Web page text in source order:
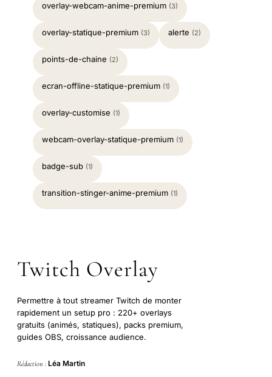
overlay-webcam-anime-premium (3)
overlay-statique-premium (3) alerte (2)
points-de-chaine (2)
ecran-offline-statique-premium (1)
overlay-customise (1)
webcam-overlay-statique-premium (1)
badge-sub (1)
transition-stinger-anime-premium (1)
Twitch Overlay
Permettre à tout streamer Twitch de monter
rapidement un setup pro : 220+ overlays
gratuits (animés, statiques), packs premium,
guides OBS, croissance audience.
Rédaction : Léa Martin